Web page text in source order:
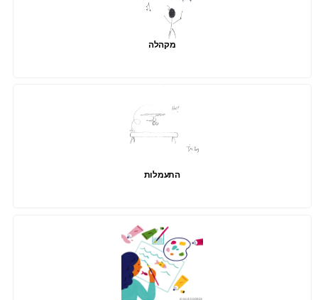
מקהלה
התעמלות